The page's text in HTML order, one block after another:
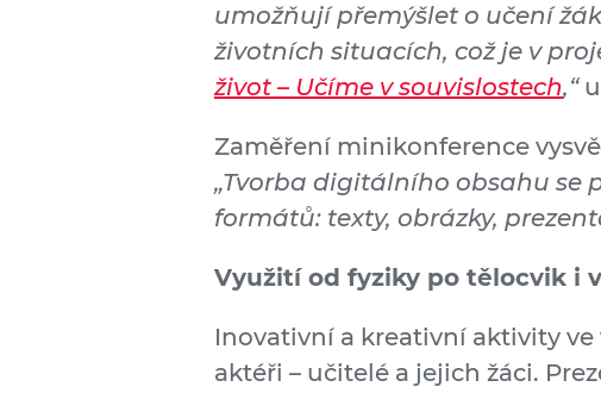
umožňují přemýšlet o učení
životních situacích, což je v
život – Učíme v souvislostech,“
Zaměření minikonference
„Tvorba digitálního obsahu se
formátů: texty, obrázky,
Využití od fyziky po tělocvik i
Inovativní a kreativní aktivity
aktéři – učitelé a jejich žáci.